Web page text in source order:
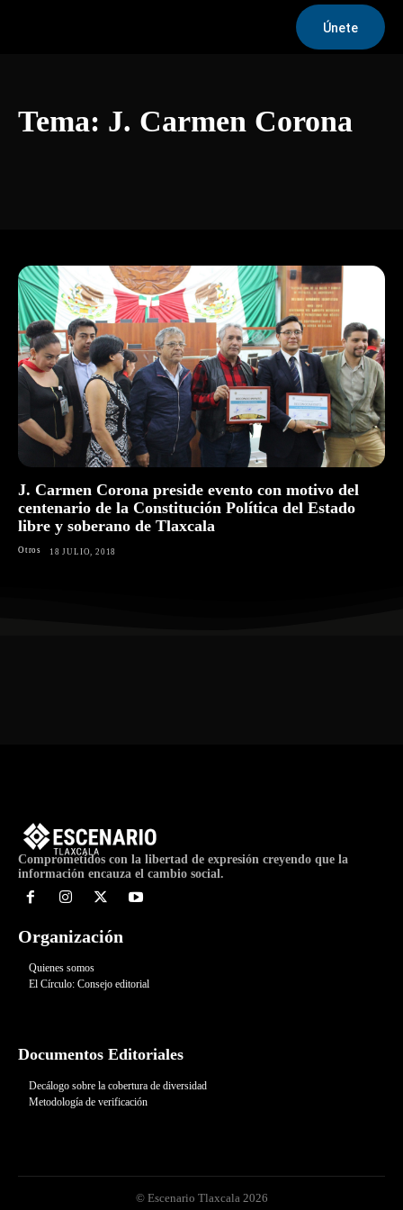
Únete
Tema: J. Carmen Corona
J. Carmen Corona preside evento con motivo del
centenario de la Constitución Política del Estado
libre y soberano de Tlaxcala
Otros 18 JULIO, 2018
Comprometidos con la libertad de expresión creyendo que la
información encauza el cambio social.
Organización
Quienes somos
El Círculo: Consejo editorial
Documentos Editoriales
Decálogo sobre la cobertura de diversidad
Metodología de verificación
© Escenario Tlaxcala 2026